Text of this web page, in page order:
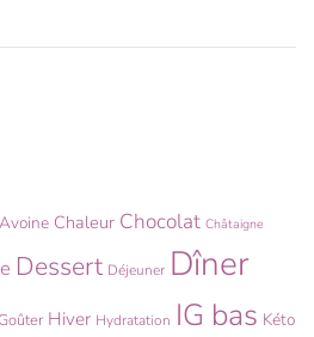
Avoine Chaleur Chocolat Châtaigne
Dessert Déjeuner Dîner
Hiver Hydratation IG bas Kéto